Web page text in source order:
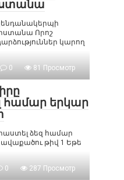
Որոշ
կարող
0 81 Просмотр
երկար
ձեզ համար
թիվ 1 Եթե
0 287 Просмотр